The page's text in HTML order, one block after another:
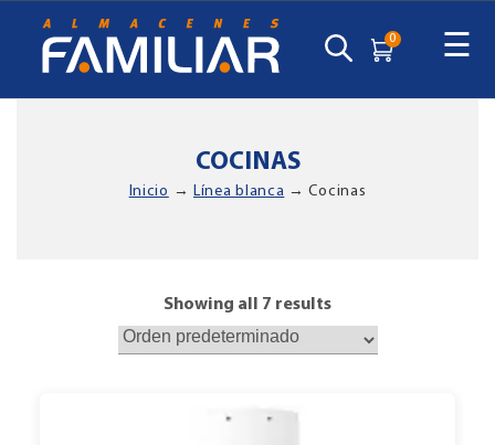
0 ☰
COCINAS
Inicio → Línea blanca → Cocinas
Showing all 7 results